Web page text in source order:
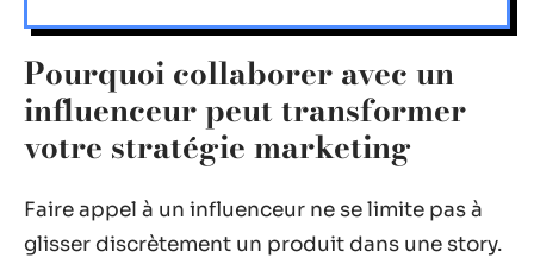
Pourquoi collaborer avec un
influenceur peut transformer
votre stratégie marketing
Faire appel à un influenceur ne se limite pas à
glisser discrètement un produit dans une story.